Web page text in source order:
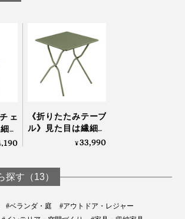
ェ
な
に
《折りたたみテーブ
ル》見た目は繊細な
のに、水や紫外線に
¥33,990
探す（13）
#ベランダ・庭
#アウトドア・レジャー